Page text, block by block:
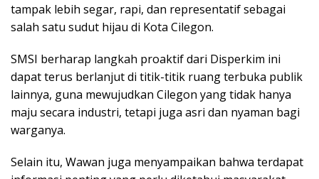
tampak lebih segar, rapi, dan representatif sebagai
salah satu sudut hijau di Kota Cilegon.
SMSI berharap langkah proaktif dari Disperkim ini
dapat terus berlanjut di titik-titik ruang terbuka publik
lainnya, guna mewujudkan Cilegon yang tidak hanya
maju secara industri, tetapi juga asri dan nyaman bagi
warganya.
Selain itu, Wawan juga menyampaikan bahwa terdapat